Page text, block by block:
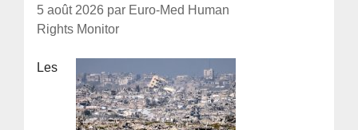
5 août 2026 par Euro-Med Human
Rights Monitor
Les